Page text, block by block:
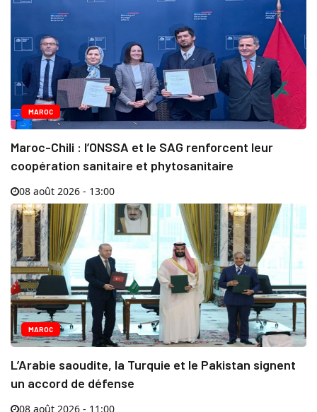
MAROC
Maroc-Chili : l’ONSSA et le SAG renforcent leur
coopération sanitaire et phytosanitaire
08 août 2026 - 13:00
MAROC
L’Arabie saoudite, la Turquie et le Pakistan signent
un accord de défense
08 août 2026 - 11:00